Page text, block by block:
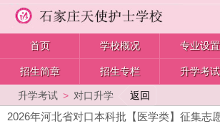
首页 学校概况 专业设置
招生简章 招生专栏 升学考试
返回
升学考试 > 对口升学
2026年河北省对口本科批【医学类】征集志